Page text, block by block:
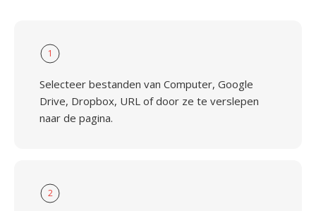
1
Selecteer bestanden van Computer, Google
Drive, Dropbox, URL of door ze te verslepen
naar de pagina.
2